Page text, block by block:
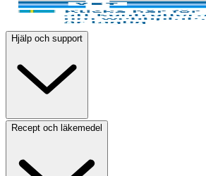
Hjälp och support
Recept och läkemedel